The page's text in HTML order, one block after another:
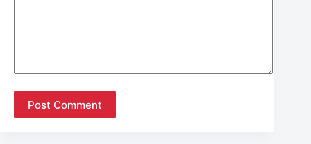
Post Comment